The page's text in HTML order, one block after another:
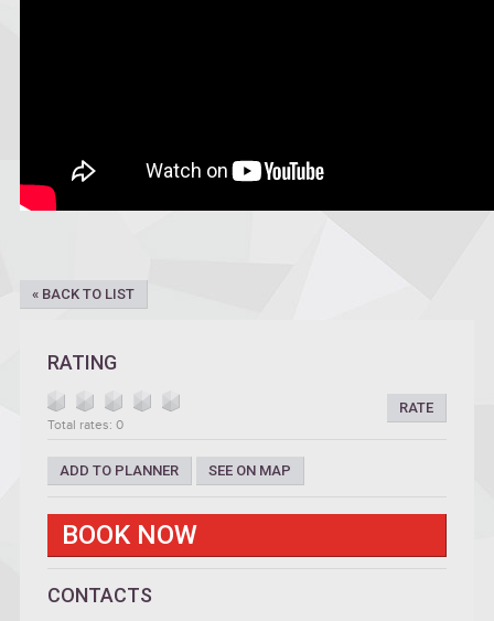
« BACK TO LIST
RATING
RATE
Total rates: 0
ADD TO PLANNER SEE ON MAP
BOOK NOW
CONTACTS